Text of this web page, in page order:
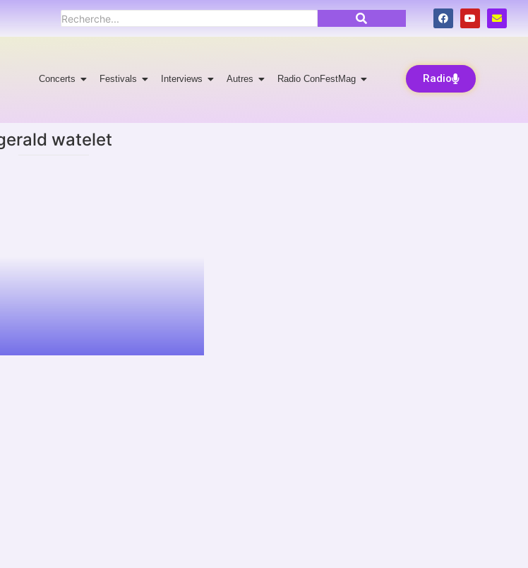
Concerts Festivals Interviews Autres Radio ConFestMag Radio
watelet